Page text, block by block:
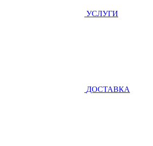
УСЛУГИ
ДОСТАВКА